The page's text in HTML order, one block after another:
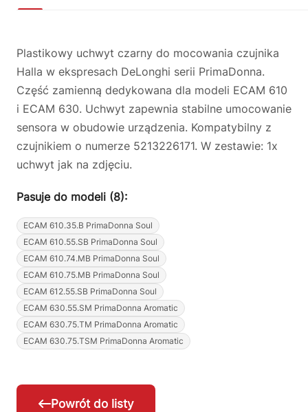
Plastikowy uchwyt czarny do mocowania czujnika
Halla w ekspresach DeLonghi serii PrimaDonna.
Część zamienną dedykowana dla modeli ECAM 610
i ECAM 630. Uchwyt zapewnia stabilne umocowanie
sensora w obudowie urządzenia. Kompatybilny z
czujnikiem o numerze 5213226171. W zestawie: 1x
uchwyt jak na zdjęciu.
Pasuje do modeli (8):
ECAM 610.35.B PrimaDonna Soul
ECAM 610.55.SB PrimaDonna Soul
ECAM 610.74.MB PrimaDonna Soul
ECAM 610.75.MB PrimaDonna Soul
ECAM 612.55.SB PrimaDonna Soul
ECAM 630.55.SM PrimaDonna Aromatic
ECAM 630.75.TM PrimaDonna Aromatic
ECAM 630.75.TSM PrimaDonna Aromatic
Powrót do listy